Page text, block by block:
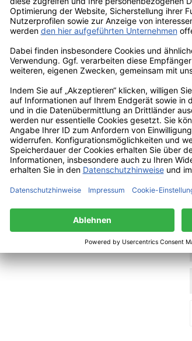
durch äußere Einflüsse wie
Versand
& Zahlung